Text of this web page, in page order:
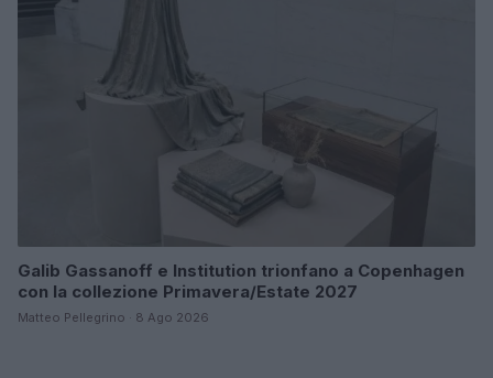
Galib Gassanoff e Institution trionfano a Copenhagen
con la collezione Primavera/Estate 2027
Matteo Pellegrino · 8 Ago 2026